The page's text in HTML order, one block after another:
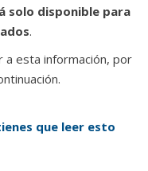
solo disponible para
.
a esta información, por
que leer esto